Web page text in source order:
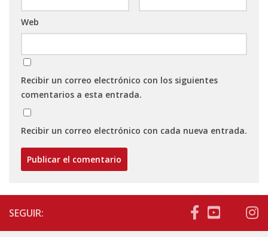
Web
Recibir un correo electrónico con los siguientes
comentarios a esta entrada.
Recibir un correo electrónico con cada nueva entrada.
SEGUIR: